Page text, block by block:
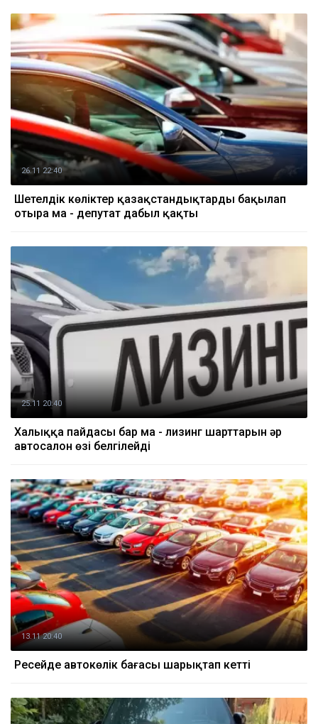
26.11 22:40
Шетелдік көліктер қазақстандықтарды бақылап
отыра ма - депутат дабыл қақты
25.11 20:40
Халыққа пайдасы бар ма - лизинг шарттарын әр
автосалон өзі белгілейді
13.11 20:40
Ресейде автокөлік бағасы шарықтап кетті